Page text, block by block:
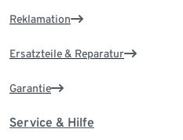
Reklamation
Ersatzteile & Reparatur
Garantie
Service & Hilfe